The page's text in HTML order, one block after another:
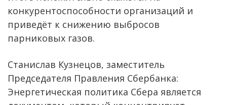
конкурентоспособности организаций и
приведёт к снижению выбросов
парниковых газов.
Станислав Кузнецов, заместитель
Председателя Правления Сбербанка:
Энергетическая политика Сбера является